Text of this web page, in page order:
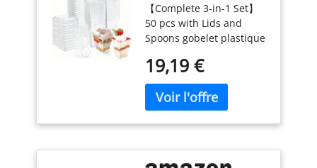
Verrine Plastique
Réutilisable 160ml,
Verrine Dessert
pour Crème Glacée
Pudding Mousse
Party Pique - Nique
【Complete 3-in-1 Set】
50 pcs with Lids and
Spoons gobelet plastique
gobelets en plastique
robustes (160ml/5 oz), 50
couvercles transparents
et 50 petites cuillères,
parfaits pour servir avec
19,19 €